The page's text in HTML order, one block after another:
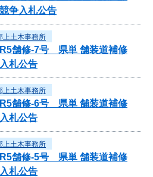
争入札公告
上土木事務所
R5舗修-7号 県単 舗装道補修
札公告
上土木事務所
R5舗修-6号 県単 舗装道補修
札公告
上土木事務所
R5舗修-5号 県単 舗装道補修
札公告